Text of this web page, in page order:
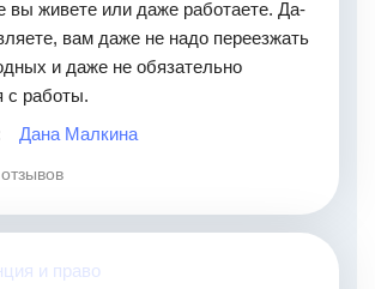
вы живете или даже работаете. Да-
вам даже не надо переезжать
и даже не обязательно
с работы.
Дана Малкина
и право